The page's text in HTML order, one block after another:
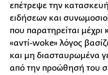
επέτρεψε την
ειδήσεων και
που παρατηρείται
«αντί-woke» λόγος
και μη διασταυρωμένα
από την προώθησή του